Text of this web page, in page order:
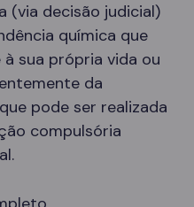
(via decisão judicial)
química que
sua própria vida ou
da
pode ser realizada
compulsória